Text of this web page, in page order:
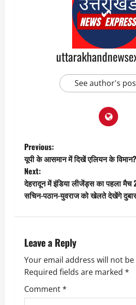
See author's
P
o
s
a
v
i
Previous:
यूपी के आसमान में दिखें एलियन के
Next:
देहरादून में इंडिया लीजेंड्स का पहला मैच
सचिन-पठान-युवराज को खेलते देखेंगे
Leave a Reply
Your email address will not
Required fields are marked *
Comment*